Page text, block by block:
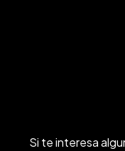
Si te interesa